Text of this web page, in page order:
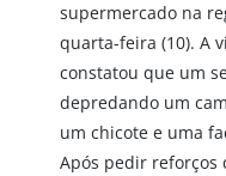
supermercado na
quarta-feira (10). A
constatou que um
depredando um
um chicote e uma
Após pedir reforços